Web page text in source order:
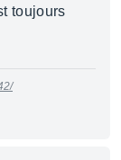
toujours